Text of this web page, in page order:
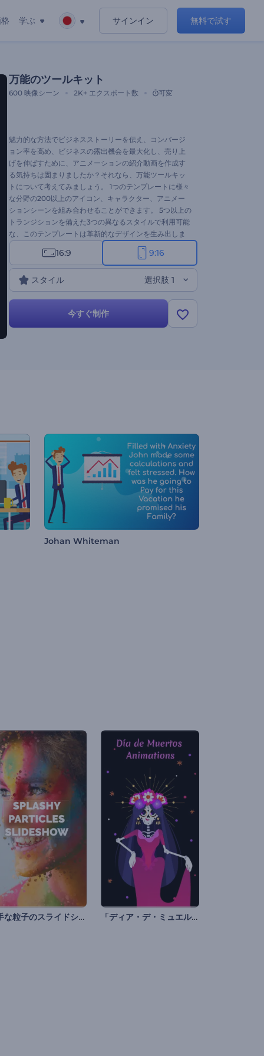
学ぶ サインイン 無料で試す
万能のツールキット
600 映像シーン 2K+ エクスポート数 可変
魅力的な方法でビジネスストーリーを伝え、コンバージ
ョン率を高め、ビジネスの露出機会を最大化し、売り上
げを伸ばすために、アニメーションの紹介動画を作成す
る気持ちは固まりましたか？それなら、万能ツールキッ
トについて考えてみましょう。 1つのテンプレートに様々
な分野の200以上のアイコン、キャラクター、アニメー
ションシーンを組み合わせることができます。 5つ以上の
トランジションを備えた3つの異なるスタイルで利用可能
な、このテンプレートは革新的なデザインを生み出しま
す。今すぐ試す価値があります！
16:9 9:16
スタイル 選択肢 1
今すぐ制作
Johan Whiteman
派手な粒子のスライドショー 「ディア・デ・ミュエルトス」アニメーション